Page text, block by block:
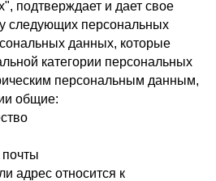
подтверждает и дает свое
следующих персональных
данных, которые
категории персональных
персональным данным,
общие:
адрес относится к